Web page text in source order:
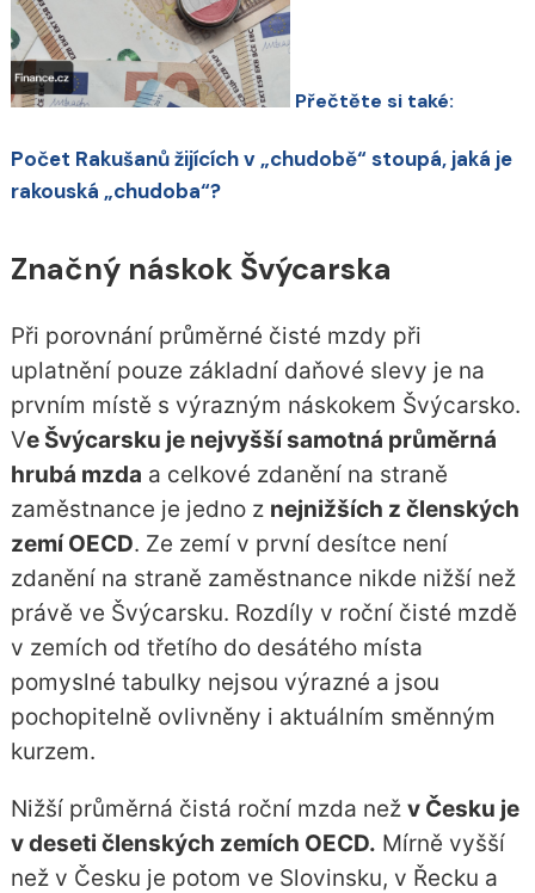
Přečtěte si také:
Počet Rakušanů žijících v „chudobě“ stoupá, jaká je
rakouská „chudoba“?
Značný náskok Švýcarska
Při porovnání průměrné čisté mzdy při
uplatnění pouze základní daňové slevy je na
prvním místě s výrazným náskokem Švýcarsko.
Ve Švýcarsku je nejvyšší samotná průměrná
hrubá mzda a celkové zdanění na straně
zaměstnance je jedno z nejnižších z členských
zemí OECD. Ze zemí v první desítce není
zdanění na straně zaměstnance nikde nižší než
právě ve Švýcarsku. Rozdíly v roční čisté mzdě
v zemích od třetího do desátého místa
pomyslné tabulky nejsou výrazné a jsou
pochopitelně ovlivněny i aktuálním směnným
kurzem.
Nižší průměrná čistá roční mzda než v Česku je
v deseti členských zemích OECD. Mírně vyšší
než v Česku je potom ve Slovinsku, v Řecku a